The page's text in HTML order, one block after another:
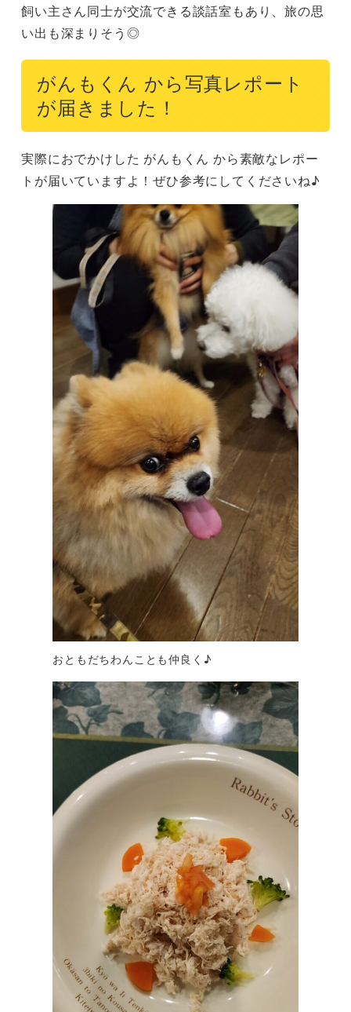
飼い主さん同士が交流できる談話室もあり、旅の思
い出も深まりそう◎
がんもくん から写真レポート
が届きました！
実際におでかけした がんもくん から素敵なレポー
トが届いていますよ！ぜひ参考にしてくださいね♪
おともだちわんことも仲良く♪